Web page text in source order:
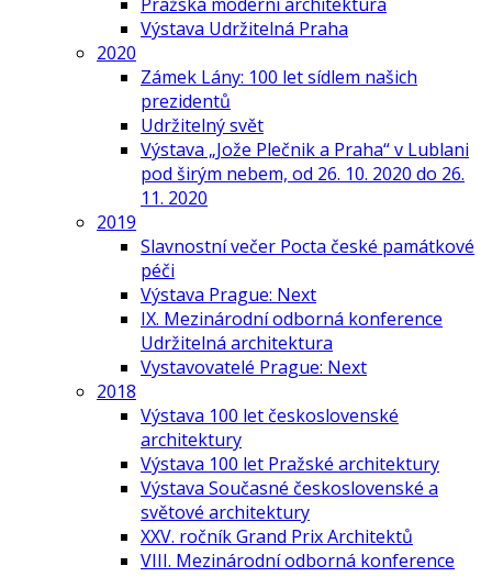
Výstava Udržitelná Praha
2020
Zámek Lány: 100 let sídlem našich
prezidentů
Udržitelný svět
Výstava „Jože Plečnik a Praha“ v Lublani
pod širým nebem, od 26. 10. 2020 do 26.
11. 2020
2019
Slavnostní večer Pocta české památkové
péči
Výstava Prague: Next
IX. Mezinárodní odborná konference
Udržitelná architektura
Vystavovatelé Prague: Next
2018
Výstava 100 let československé
architektury
Výstava 100 let Pražské architektury
Výstava Současné československé a
světové architektury
XXV. ročník Grand Prix Architektů
VIII. Mezinárodní odborná konference